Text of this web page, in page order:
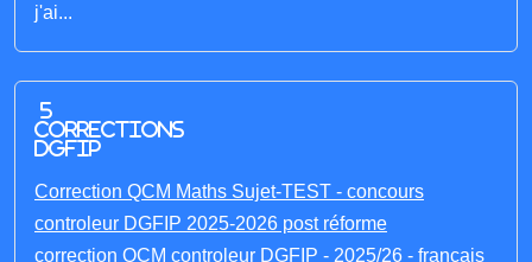
j'ai...
5
corrections
DGFIP
Correction QCM Maths Sujet-TEST - concours
controleur DGFIP 2025-2026 post réforme
correction QCM controleur DGFIP - 2025/26 - français